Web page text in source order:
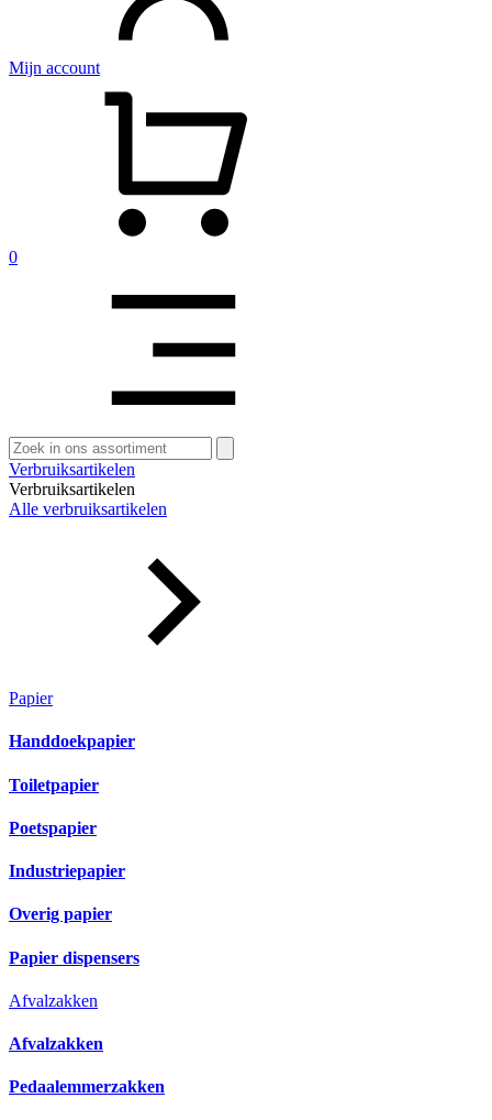
Mijn account
0
Zoeken
naar:
Verbruiksartikelen
Verbruiksartikelen
Alle verbruiksartikelen
Papier
Handdoekpapier
Toiletpapier
Poetspapier
Industriepapier
Overig papier
Papier dispensers
Afvalzakken
Afvalzakken
Pedaalemmerzakken